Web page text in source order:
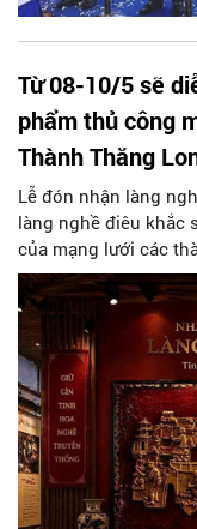
Từ 08-10/5 sẽ
phẩm thủ công
Thành Thăng
Lễ đón nhận làng
làng nghề điêu khắc
của mạng lưới các
khai mạc sự kiện
công mỹ nghệ làng
Long từ ngày 08-10/